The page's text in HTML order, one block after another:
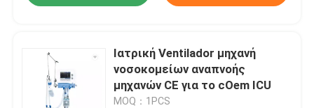
Ελεγχος ποιότητας
Επικοινωνήστε μαζί μας
Ζητήστε μια προσφορά
Ιατρική Ventilador μηχανή
νοσοκομείων αναπνοής
μηχανών CE για το cOem ICU
MOQ：1PCS